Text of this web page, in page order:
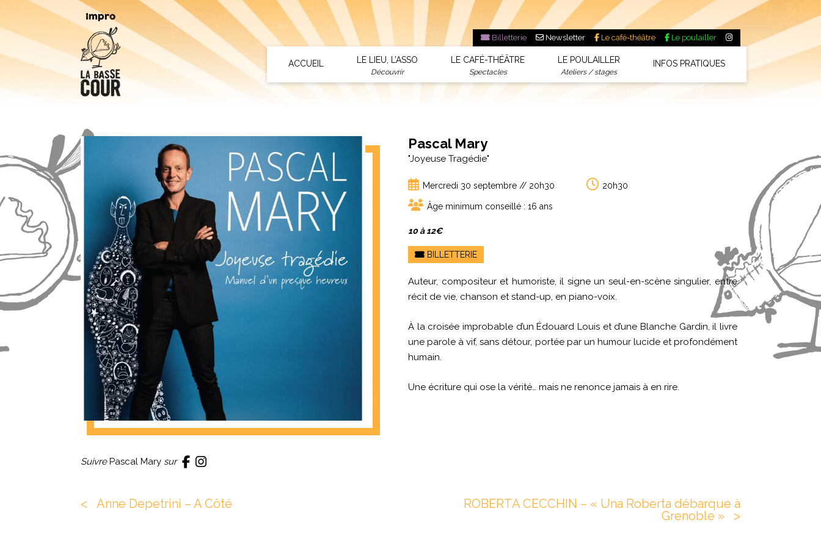
Impro Billetterie Newsletter Le café-théâtre Le poulailler
ACCUEIL LE LIEU, L’ASSO
Découvrir
LE CAFÉ-THÉÂTRE
Spectacles
LE POULAILLER
Ateliers / stages
INFOS PRATIQUES
SuivrePascal Mary sur
Pascal Mary
"Joyeuse Tragédie"
Mercredi 30 septembre // 20h30 20h30
Âge minimum conseillé : 16 ans
10 à 12€
BILLETTERIE
Auteur, compositeur et humoriste, il signe un seul-en-scène singulier, entre
récit de vie, chanson et stand-up, en piano-voix.
À la croisée improbable d’un Édouard Louis et d’une Blanche Gardin, il livre
une parole à vif, sans détour, portée par un humour lucide et profondément
humain.
Une écriture qui ose la vérité… mais ne renonce jamais à en rire.
ᐸ Anne Depetrini – A Côté
ROBERTA CECCHIN – « Una Roberta débarque à
Grenoble »
ᐳ